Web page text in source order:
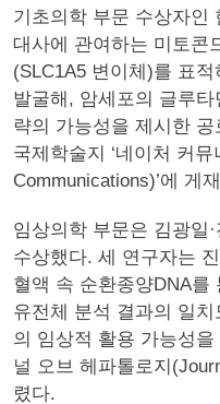
기초의학 부문 수상자인
대사에 관여하는 미토콘
(SLC1A5 변이체)를 표
발굴해, 암세포의 글루
략의 가능성을 제시한
국제학술지 ‘네이처 커
Communications)’에 게
임상의학 부문은 김광일
수상했다. 세 연구자는
혈액 속 순환종양DNA를
유전체 분석 결과의 일
의 임상적 활용 가능성을
널 오브 헤파톨로지
렸다.